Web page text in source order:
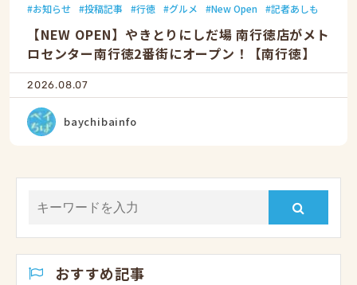
お知らせ 投稿記事 行徳 グルメ New Open 記者あしも
【NEW OPEN】やきとりにしだ場 南行徳店がメト
ロセンター南行徳2番街にオープン！【南行徳】
2026.08.07
baychibainfo
おすすめ記事